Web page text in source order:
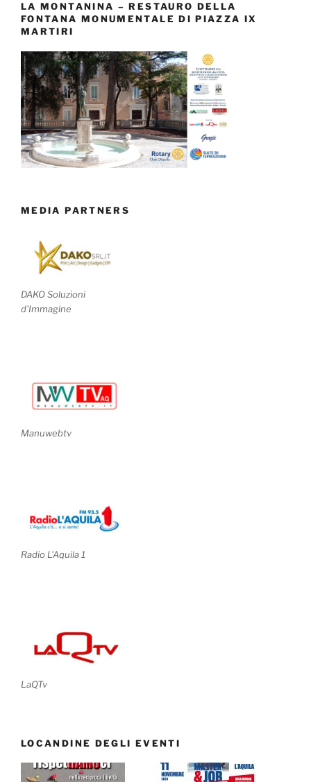
LA MONTANINA – RESTAURO DELLA
FONTANA MONUMENTALE DI PIAZZA IX
MARTIRI
MEDIA PARTNERS
DAKO Soluzioni
d'Immagine
Manuwebtv
Radio L'Aquila 1
LaQTv
LOCANDINE DEGLI EVENTI